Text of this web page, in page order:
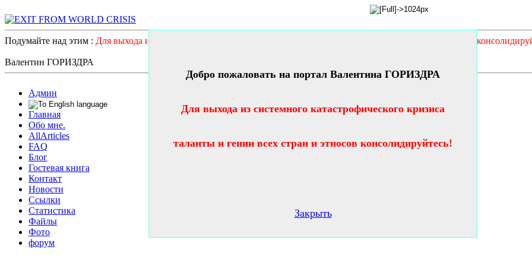
Подумайте над этим : Для выхода из системного катастрофического кризиса таланты и гении всех стран и этносов
Валентин ГОРИЗДРА
Админ
Главная
Обо мне.
AllArticles
FAQ
Блог
Гостевая книга
Контакт
Новости
Ссылки
Статистика
Файлы
Фото
форум
Добро пожаловать на портал Валентина ГОРИЗДРА
Для выхода из системного катастрофического кризиса
таланты и гении всех стран и этносов консолидируйтесь!
Закрыть